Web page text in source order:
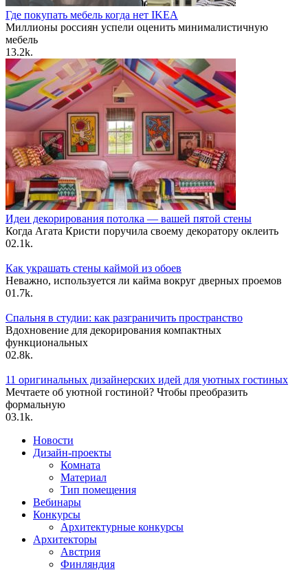
Где покупать мебель когда нет IKEA
Миллионы россиян успели оценить минималистичную
мебель
13.2k.
Идеи декорирования потолка — вашей пятой стены
Когда Агата Кристи поручила своему декоратору оклеить
02.1k.
Как украшать стены каймой из обоев
Неважно, используется ли кайма вокруг дверных проемов
01.7k.
Спальня в студии: как разграничить пространство
Вдохновение для декорирования компактных
функциональных
02.8k.
11 оригинальных дизайнерских идей для уютных гостиных
Мечтаете об уютной гостиной? Чтобы преобразить
формальную
03.1k.
Новости
Дизайн-проекты
Комната
Материал
Тип помещения
Вебинары
Конкурсы
Архитектурные конкурсы
Архитекторы
Австрия
Финляндия